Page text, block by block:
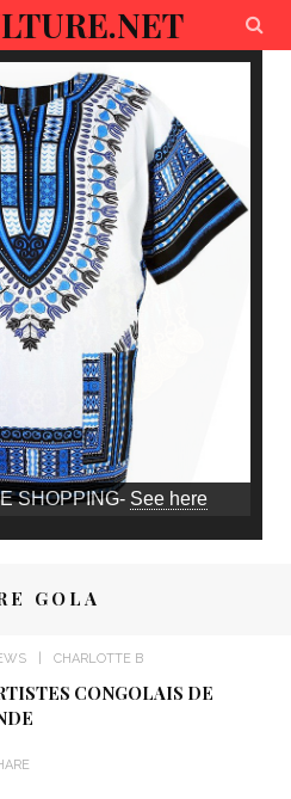
SHOPPING- See here
GOLA
CHARLOTTE B
CONGOLAIS DE